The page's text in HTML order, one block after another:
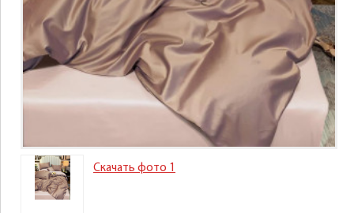
Скачать фото 1